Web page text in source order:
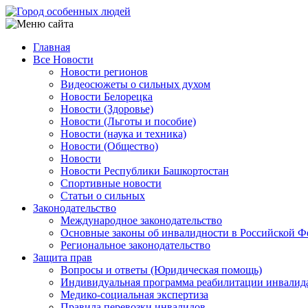
Перейти
к
содержанию
Main
navigation
Главная
Все Новости
Новости регионов
Видеосюжеты о сильных духом
Новости Белорецка
Новости (Здоровье)
Новости (Льготы и пособие)
Новости (наука и техника)
Новости (Общество)
Новости
Новости Республики Башкортостан
Спортивные новости
Статьи о сильных
Законодательство
Международное законодательство
Основные законы об инвалидности в Российской
Региональное законодательство
Защита прав
Вопросы и ответы (Юридическая помощь)
Индивидуальная программа реабилитации
Медико-социальная экспертиза